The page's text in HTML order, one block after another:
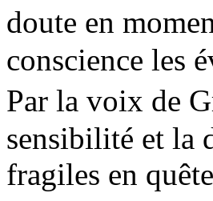
doute en
conscience les
Par la voix de
sensibilité et la
fragiles en